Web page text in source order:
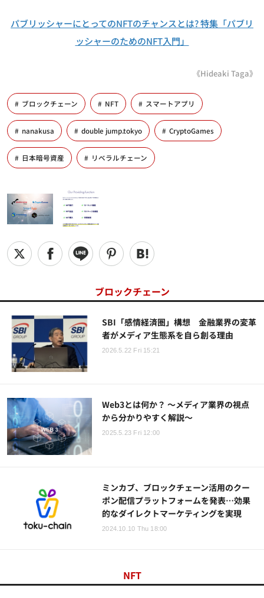
パブリッシャーにとってのNFTのチャンスとは? 特集「パブリ
ッシャーのためのNFT入門」
《Hideaki Taga》
ブロックチェーン NFT スマートアプリ
nanakusa double jump.tokyo CryptoGames
日本暗号資産 リベラルチェーン
ブロックチェーン
SBI「感情経済圏」構想 金融業界の変革
者がメディア生態系を自ら創る理由
2026.5.22 Fri 15:21
Web3とは何か？ ～メディア業界の視点
から分かりやすく解説～
2025.5.23 Fri 12:00
ミンカブ、ブロックチェーン活用のクー
ポン配信プラットフォームを発表…効果
的なダイレクトマーケティングを実現
2024.10.10 Thu 18:00
NFT